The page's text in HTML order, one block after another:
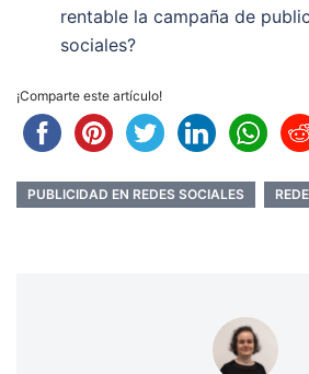
rentable la campaña de
sociales?
¡Comparte este artículo!
PUBLICIDAD EN REDES SOCIALES